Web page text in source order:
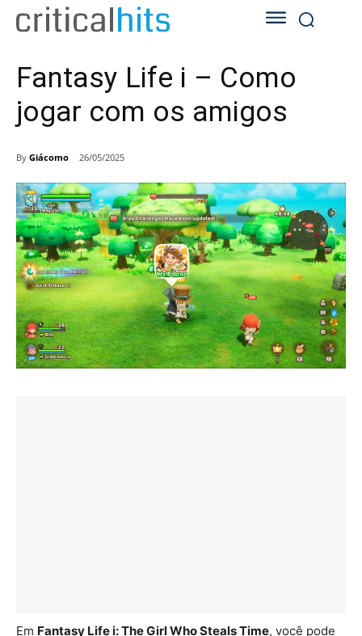
Fantasy Life i – Como
jogar com os amigos
By Giácomo 26/05/2025
Em Fantasy Life i: The Girl Who Steals Time, você pode